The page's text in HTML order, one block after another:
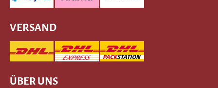
VERSAND
ÜBER UNS